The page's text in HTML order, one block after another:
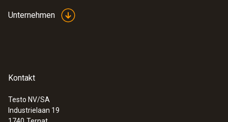
Unternehmen
Kontakt
Testo NV/SA
Industrielaan 19